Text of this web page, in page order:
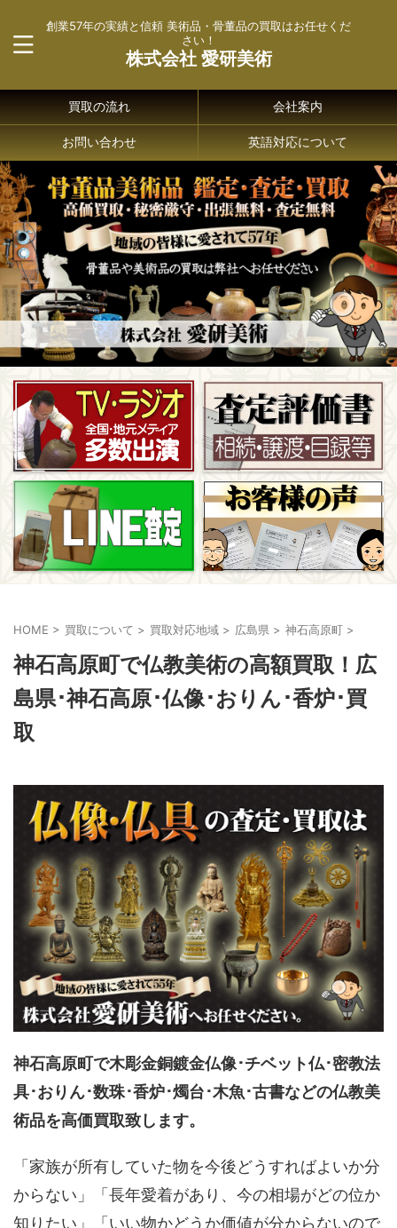
創業57年の実績と信頼 美術品・骨董品の買取はお任せくだ
さい！
株式会社 愛研美術
買取の流れ 会社案内
お問い合わせ 英語対応について
HOME > 買取について > 買取対応地域 > 広島県 > 神石高原町 >
神石高原町で仏教美術の高額買取！広
島県･神石高原･仏像･おりん･香炉･買
取
神石高原町で木彫金銅鍍金仏像･チベット仏･密教法
具･おりん･数珠･香炉･燭台･木魚･古書などの仏教美
術品を高価買取致します。
「家族が所有していた物を今後どうすればよいか分
からない」「長年愛着があり、今の相場がどの位か
知りたい」「いい物かどうか価値が分からないので